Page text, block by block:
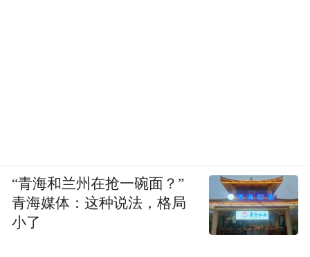
“青海和兰州在抢一碗面？”
青海媒体：这种说法，格局
小了